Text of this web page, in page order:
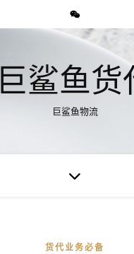
巨鲨鱼货
巨鲨鱼物流
货代业务必备